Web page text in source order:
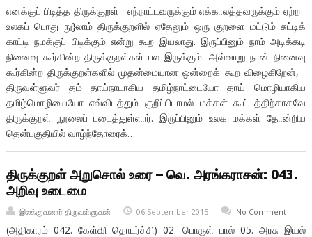
எனக்குப் பிடித்த திருக்குறள் எந்நாட்டவருக்கும் எக்காலத்தவருக்கும் ஏற்ற
உலகப் பொது நு}லாம் திருக்குறளில் ஏதேனும் ஒரு குறளை மட்டும் சுட்டிக்
காட்டி நமக்குப் பிடிக்கும் என்று கூற இயலாது. இருப்பினும் நாம் அடிக்கடி
நினைவு கூர்கின்ற திருக்குறள்கள் பல இருக்கும். அவ்வாறு நான் நினைவு
கூர்கின்ற திருக்குறள்களில் முதன்மையான ஒன்றைக் கூற விழைகிறேன்,
திருவள்ளுவர் தம் தாய்நாடாகிய தமிழ்நாட்டையோ தாய் மொழியாகிய
தமிழ்மொழியையோ எவ்விடத்தும் குறிப்பிடாமல் மக்கள் கூட்டத்திற்காகவே
திருக்குறள் நூலைப் படைத்துள்ளார். இருப்பினும் உலக மக்கள் தோன்றிய
தென்பகுதியில் வாழ்ந்தோரைக்…
திருக்குறள் அறுசொல் உரை – வெ. அரங்கராசன்: 043.
அறிவு உடைமை
இலக்குவனார் திருவள்ளுவன் 06 September 2015 No Comment
(அதிகாரம் 042. கேள்வி தொடர்ச்சி) 02. பொருள் பால் 05. அரசு இயல்